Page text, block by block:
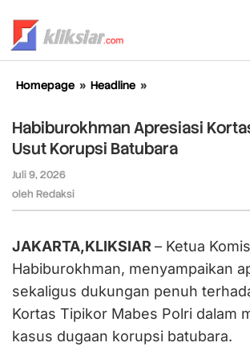
konten
Homepage » Headline »
Kortas
Tipikor
Usut
Habiburokhman Apresiasi
Usut Korupsi Batubara
Juli 9, 2026
Redaksi
oleh Redaksi
JAKARTA,KLIKSIAR – Ketua
Habiburokhman, menyampaikan
sekaligus dukungan penuh
Kortas Tipikor Mabes Polri dalam
kasus dugaan korupsi batubara.